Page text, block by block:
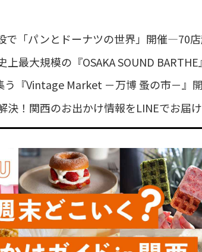
で「パンとドーナツの世界」開催—70
最大規模の『OSAKA SOUND BARTHE
う『Vintage Market －万博 蚤の市－』
決！関西のお出かけ情報をLINEでお届け